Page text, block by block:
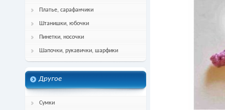
Платье, сарафанчики
Штанишки, юбочки
Пинетки, носочки
Шапочки, рукавички, шарфики
Другое
Сумки